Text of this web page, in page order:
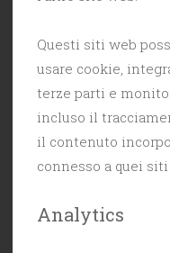
Questi siti web
usare cookie,
terze parti e
incluso il
il contenuto
connesso a quei
Analytics